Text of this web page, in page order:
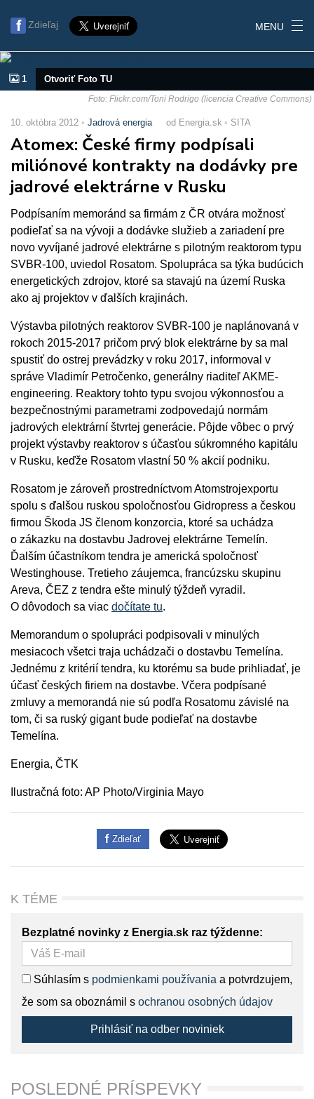
Zdieľaj MENU
1 Otvoriť Foto TU
Foto: Flickr.com/Toni Rodrigo (licencia Creative Commons)
10. októbra 2012 Jadrová energia od Energia.sk SITA
Atomex: České firmy podpísali
miliónové kontrakty na dodávky pre
jadrové elektrárne v Rusku
Podpísaním memoránd sa firmám z ČR otvára možnosť
podieľať sa na vývoji a dodávke služieb a zariadení pre
novo vyvíjané jadrové elektrárne s pilotným reaktorom typu
SVBR-100, uviedol Rosatom. Spolupráca sa týka budúcich
energetických zdrojov, ktoré sa stavajú na území Ruska
ako aj projektov v ďalších krajinách.
Výstavba pilotných reaktorov SVBR-100 je naplánovaná v
rokoch 2015-2017 pričom prvý blok elektrárne by sa mal
spustiť do ostrej prevádzky v roku 2017, informoval v
správe Vladimír Petročenko, generálny riaditeľ AKME-
engineering. Reaktory tohto typu svojou výkonnosťou a
bezpečnostnými parametrami zodpovedajú normám
jadrových elektrární štvrtej generácie. Pôjde vôbec o prvý
projekt výstavby reaktorov s účasťou súkromného kapitálu
v Rusku, keďže Rosatom vlastní 50 % akcií podniku.
Rosatom je zároveň prostredníctvom Atomstrojexportu
spolu s ďalšou ruskou spoločnosťou Gidropress a českou
firmou Škoda JS členom konzorcia, ktoré sa uchádza
o zákazku na dostavbu Jadrovej elektrárne Temelín.
Ďalším účastníkom tendra je americká spoločnosť
Westinghouse. Tretieho záujemca, francúzsku skupinu
Areva, ČEZ z tendra ešte minulý týždeň vyradil.
O dôvodoch sa viac dočítate tu.
Memorandum o spolupráci podpisovali v minulých
mesiacoch všetci traja uchádzači o dostavbu Temelína.
Jednému z kritérií tendra, ku ktorému sa bude prihliadať, je
účasť českých firiem na dostavbe. Včera podpísané
zmluvy a memorandá nie sú podľa Rosatomu závislé na
tom, či sa ruský gigant bude podieľať na dostavbe
Temelína.
Energia, ČTK
Ilustračná foto: AP Photo/Virginia Mayo
Zdieľať
K TÉME
Bezplatné novinky z Energia.sk raz týždenne:
Súhlasím s podmienkami používania a potvrdzujem,
že som sa oboznámil s ochranou osobných údajov
Prihlásiť na odber noviniek
POSLEDNÉ PRÍSPEVKY